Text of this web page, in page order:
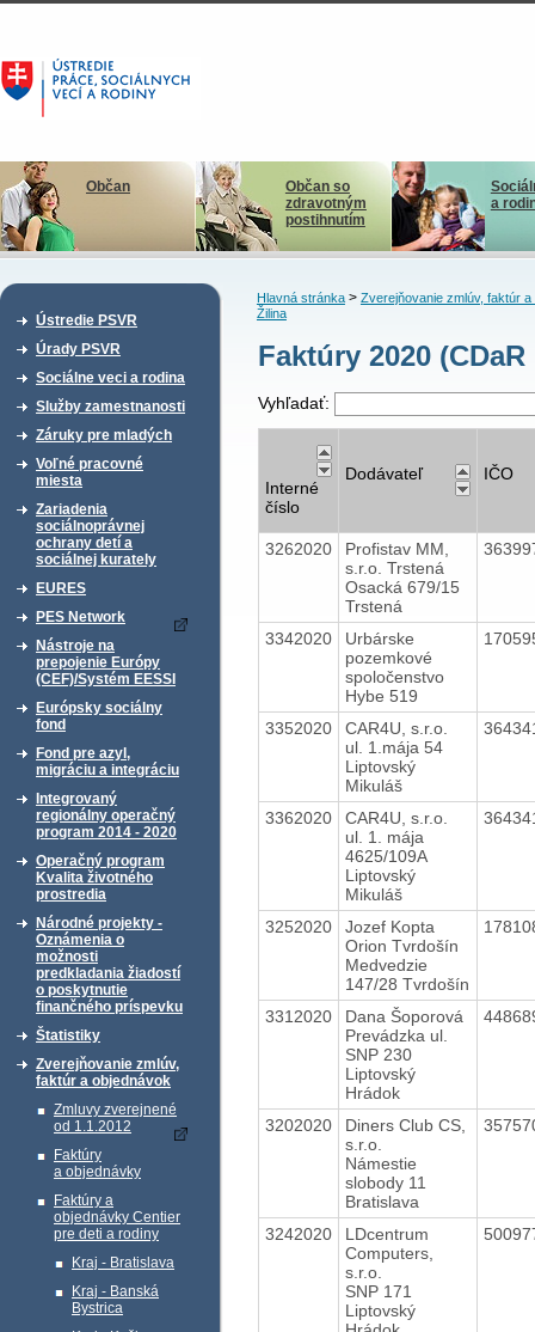
Občan
Občan so
zdravotným
postihnutím
a
Ústredie PSVR
Úrady PSVR
Sociálne veci a rodina
Služby zamestnanosti
Záruky pre mladých
Voľné pracovné
miesta
Zariadenia
sociálnoprávnej
ochrany detí a
sociálnej kurately
EURES
PES Network
Nástroje na
prepojenie Európy
(CEF)/Systém EESSI
Európsky sociálny
fond
Fond pre azyl,
migráciu a integráciu
Integrovaný
regionálny operačný
program 2014 - 2020
Operačný program
Kvalita životného
prostredia
Národné projekty -
Oznámenia o
možnosti
predkladania žiadostí
o poskytnutie
finančného príspevku
Štatistiky
Zverejňovanie zmlúv,
faktúr a objednávok
Zmluvy zverejnené
od 1.1.2012
Faktúry
a objednávky
Faktúry a
objednávky Centier
pre deti a rodiny
Kraj - Bratislava
Kraj - Banská
Bystrica
Hlavná stránka> Zverejňovanie zmlúv, faktúr a
Žilina
Faktúry 2020
Vyhľadať:
Interné
číslo
Dodávateľ IČO
3262020
Profistav MM,
s.r.o. Trstená
Osacká 679/15
Trstená
3342020
Urbárske
pozemkové
spoločenstvo
Hybe 519
3352020
CAR4U, s.r.o.
ul. 1.mája 54
Liptovský
Mikuláš
3362020
CAR4U, s.r.o.
ul. 1. mája
4625/109A
Liptovský
Mikuláš
3252020
Jozef Kopta
Orion Tvrdošín
Medvedzie
147/28 Tvrdošín
3312020
Dana Šoporová
Prevádzka ul.
SNP 230
Liptovský
Hrádok
3202020
Diners Club CS,
s.r.o.
Námestie
slobody 11
Bratislava
3242020
LDcentrum
Computers,
s.r.o.
SNP 171
Liptovský